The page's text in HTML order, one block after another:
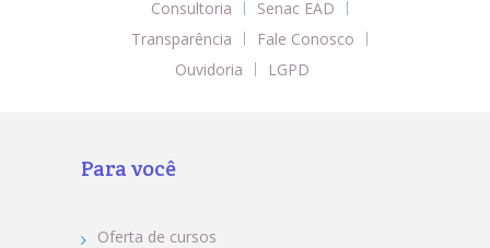
Consultoria
Senac EAD
Transparência
Fale Conosco
Ouvidoria
LGPD
Para você
Oferta de cursos